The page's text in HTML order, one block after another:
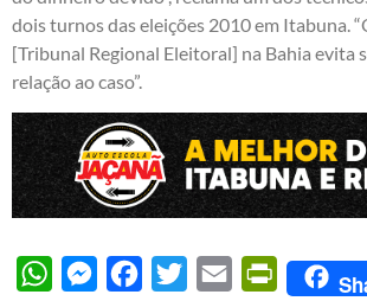
dois turnos das eleições 2010 em Itabuna.
[Tribunal Regional Eleitoral] na Bahia evita
relação ao caso”.
WhatsAppMessengerFacebook
Twitter Email